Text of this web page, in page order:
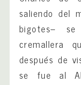
saliendo del
bigotes–
cremallera
después de
se fue al